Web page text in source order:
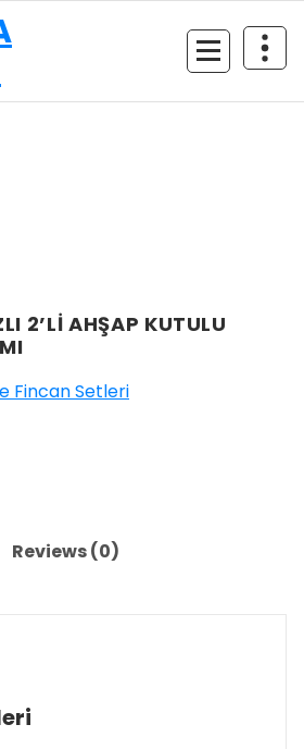
2’Lİ AHŞAP KUTULU
Fincan Setleri
Reviews (0)